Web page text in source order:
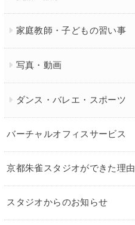
家庭教師・子どもの習い事
写真・動画
ダンス・バレエ・スポーツ
バーチャルオフィスサービス
京都朱雀スタジオができた理由
スタジオからのお知らせ